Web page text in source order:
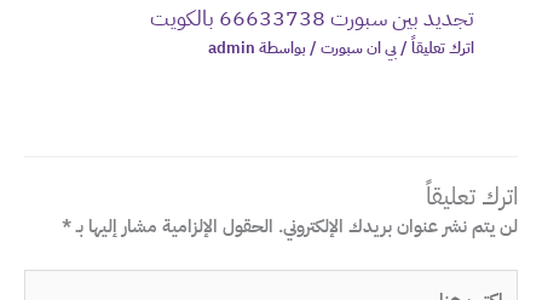
تجديد بين سبورت 66633738 بالكويت
اترك تعليقاً /بي ان سبورت / بواسطة admin
اترك تعليقاً
لن يتم نشر عنوان بريدك الإلكتروني. الحقول الإلزامية مشار إليها بـ*